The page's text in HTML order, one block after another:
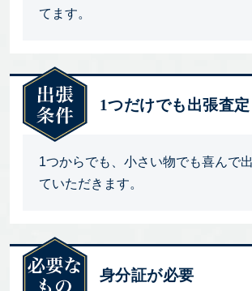
てます。
1つだけでも出張査定
1つからでも、小さい物でも喜んで
ていただきます。
身分証が必要